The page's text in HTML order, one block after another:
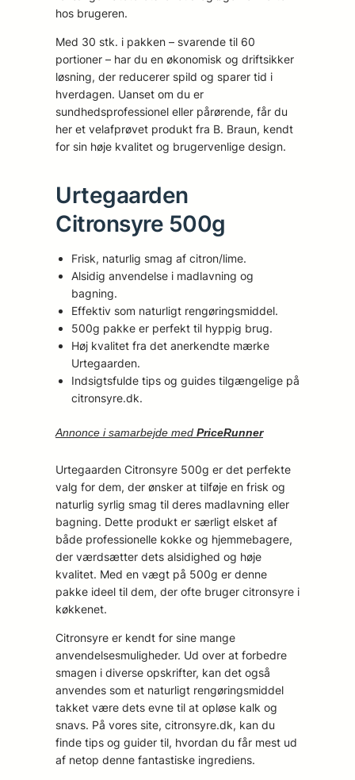
hos brugeren.
Med 30 stk. i pakken – svarende til 60
portioner – har du en økonomisk og driftsikker
løsning, der reducerer spild og sparer tid i
hverdagen. Uanset om du er
sundhedsprofessionel eller pårørende, får du
her et velafprøvet produkt fra B. Braun, kendt
for sin høje kvalitet og brugervenlige design.
Urtegaarden
Citronsyre 500g
Frisk, naturlig smag af citron/lime.
Alsidig anvendelse i madlavning og
bagning.
Effektiv som naturligt rengøringsmiddel.
500g pakke er perfekt til hyppig brug.
Høj kvalitet fra det anerkendte mærke
Urtegaarden.
Indsigtsfulde tips og guides tilgængelige på
citronsyre.dk.
Annonce i samarbejde med PriceRunner
Urtegaarden Citronsyre 500g er det perfekte
valg for dem, der ønsker at tilføje en frisk og
naturlig syrlig smag til deres madlavning eller
bagning. Dette produkt er særligt elsket af
både professionelle kokke og hjemmebagere,
der værdsætter dets alsidighed og høje
kvalitet. Med en vægt på 500g er denne
pakke ideel til dem, der ofte bruger citronsyre i
køkkenet.
Citronsyre er kendt for sine mange
anvendelsesmuligheder. Ud over at forbedre
smagen i diverse opskrifter, kan det også
anvendes som et naturligt rengøringsmiddel
takket være dets evne til at opløse kalk og
snavs. På vores site, citronsyre.dk, kan du
finde tips og guider til, hvordan du får mest ud
af netop denne fantastiske ingrediens.